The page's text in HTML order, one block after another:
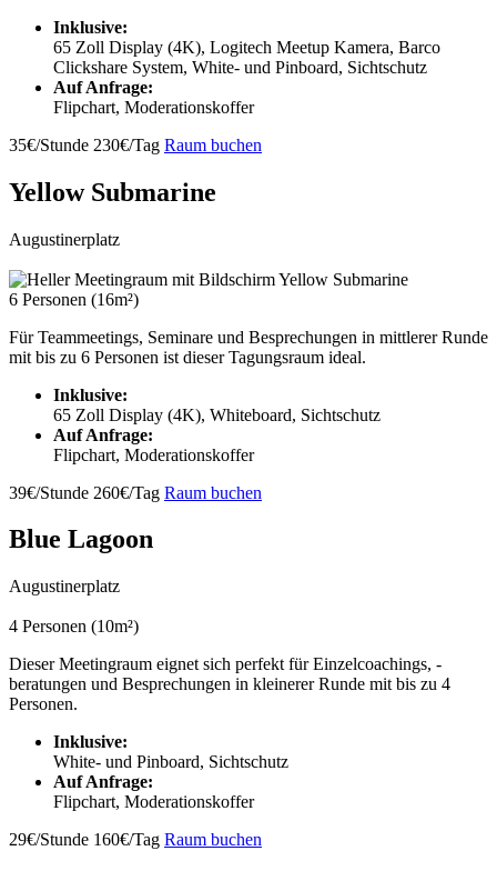
Inklusive:
65 Zoll Display (4K), Logitech Meetup Kamera, Barco
Clickshare System, White- und Pinboard, Sichtschutz
Auf Anfrage:
Flipchart, Moderationskoffer
35€/Stunde 230€/Tag Raum buchen
Yellow Submarine
Augustinerplatz
6 Personen (16m²)
Für Teammeetings, Seminare und Besprechungen in mittlerer Runde
mit bis zu 6 Personen ist dieser Tagungsraum ideal.
Inklusive:
65 Zoll Display (4K), Whiteboard, Sichtschutz
Auf Anfrage:
Flipchart, Moderationskoffer
39€/Stunde 260€/Tag Raum buchen
Blue Lagoon
Augustinerplatz
4 Personen (10m²)
Dieser Meetingraum eignet sich perfekt für Einzelcoachings, -
beratungen und Besprechungen in kleinerer Runde mit bis zu 4
Personen.
Inklusive:
White- und Pinboard, Sichtschutz
Auf Anfrage:
Flipchart, Moderationskoffer
29€/Stunde 160€/Tag Raum buchen